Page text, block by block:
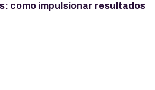
como impulsionar resultados